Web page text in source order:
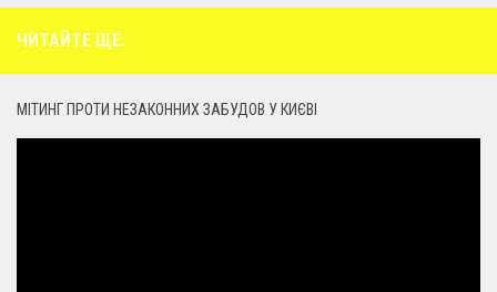
ЧИТАЙТЕ ЩЕ:
МІТИНГ ПРОТИ НЕЗАКОННИХ ЗАБУДОВ У КИЄВІ